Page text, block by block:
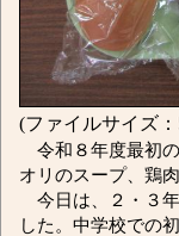
(ファイルサイズ
令和８年度最初
オリのスープ、鶏
今日は、２・３
した。中学校での